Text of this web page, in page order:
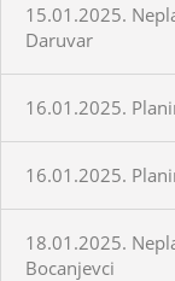
15.01.2025.
Daruvar
16.01.2025.
16.01.2025.
18.01.2025.
Bocanjevci